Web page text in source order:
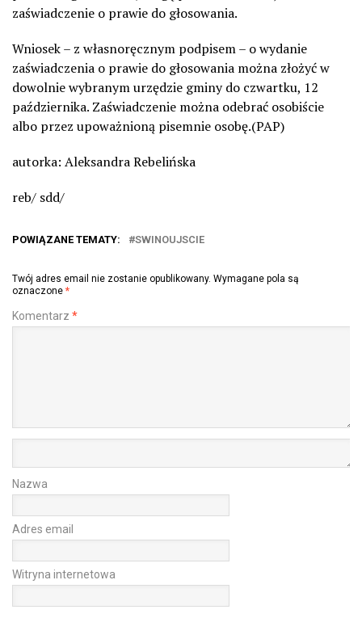
zaświadczenie o prawie do głosowania.
Wniosek – z własnoręcznym podpisem – o wydanie
zaświadczenia o prawie do głosowania można złożyć w
dowolnie wybranym urzędzie gminy do czwartku, 12
października. Zaświadczenie można odebrać osobiście
albo przez upoważnioną pisemnie osobę.(PAP)
autorka: Aleksandra Rebelińska
reb/ sdd/
POWIĄZANE TEMATY: SWINOUJSCIE
Twój adres email nie zostanie opublikowany. Wymagane pola są
oznaczone *
Komentarz *
Nazwa
Adres email
Witryna internetowa